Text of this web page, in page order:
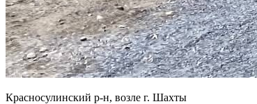
Красносулинский р-н, возле г. Шахты